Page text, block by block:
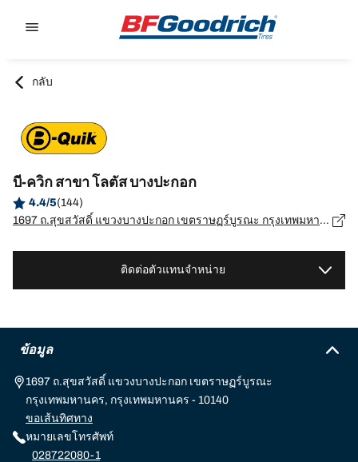
กลับ
บี-ควิก สาขา โลตัส บางปะกอก
4.4/5(144)
1697 ถ.สุขสวัสดิ์ แขวงบางปะกอก เขตราษฏร์บูรณะ กรุงเทพมหานคร, กรุงเทพมหานคร - 10140
ติดต่อตัวแทนจำหน่าย
ข้อมูล
1697 ถ.สุขสวัสดิ์ แขวงบางปะกอก เขตราษฏร์บูรณะ
กรุงเทพมหานคร, กรุงเทพมหานคร - 10140
ขอเส้นทิศทาง
หมายเลขโทรศัพท์
028722080-1